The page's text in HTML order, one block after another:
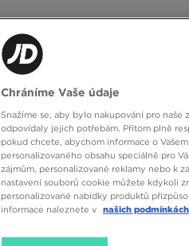
Chráníme Vaše údaje
Snažíme se, aby bylo nakupování pro
odpovídaly jejich potřebám. Přitom plně
pokud chcete, abychom informace o
personalizovaného obsahu speciálně pro
zájmům, personalizované reklamy nebo k
nastavení souborů cookie můžete kdykoli
personalizované nabídky produktů
informace naleznete v našich